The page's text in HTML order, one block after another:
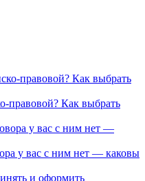
правовой? Как выбрать
у вас с ним нет — каковы